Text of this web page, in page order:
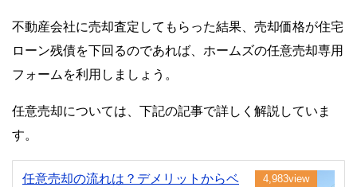
不動産会社に売却査定してもらった結果、売却価格が住宅
ローン残債を下回るのであれば、ホームズの任意売却専用
フォームを利用しましょう。
任意売却については、下記の記事で詳しく解説していま
す。
任意売却の流れは？デメリットからベ
4,983view